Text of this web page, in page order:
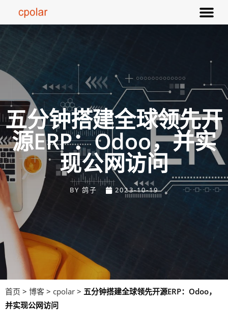
五分钟搭建全球领先开
源ERP：Odoo，并实
现公网访问
BY 鸽子 2023-10-19
首页 > 博客 > cpolar > 五分钟搭建全球领先开源ERP：Odoo，
并实现公网访问